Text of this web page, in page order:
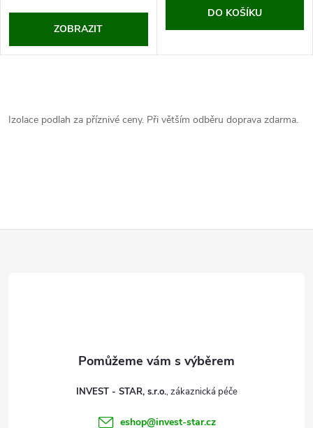
ZOBRAZIT
DO KOŠÍKU
v
a
Izolace podlah za příznivé ceny. Při větším odběru doprava zdarma.
INVEST - STAR, s.r.o.
eshop@invest-star.cz